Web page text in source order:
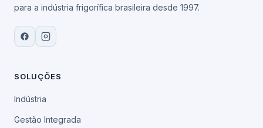
para a indústria frigorífica brasileira desde 1997.
SOLUÇÕES
Indústria
Gestão Integrada